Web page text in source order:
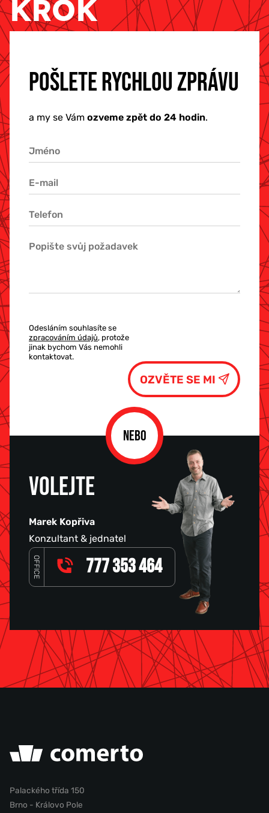
KROK
POŠLETE RYCHLOU ZPRÁVU
a my se Vám ozveme zpět do 24 hodin.
Odesláním souhlasíte se
zpracováním údajů, protože
jinak bychom Vás nemohli
kontaktovat.
NEBO
VOLEJTE
Marek Kopřiva
Konzultant & jednatel
OFFICE 777 353 464
Palackého třída 150
Brno - Královo Pole